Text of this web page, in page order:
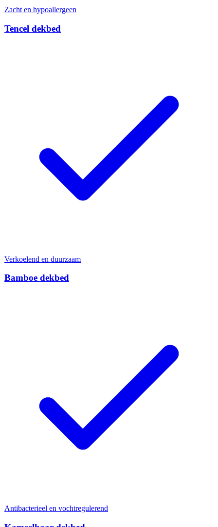
Zacht en hypoallergeen
Tencel dekbed
Verkoelend en duurzaam
Bamboe dekbed
Antibacterieel en vochtregulerend